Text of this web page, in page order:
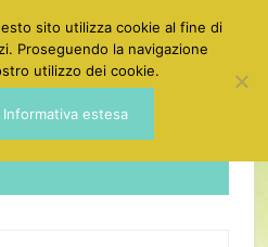
sito utilizza cookie al fine di
Proseguendo la navigazione
utilizzo dei cookie.
Informativa estesa